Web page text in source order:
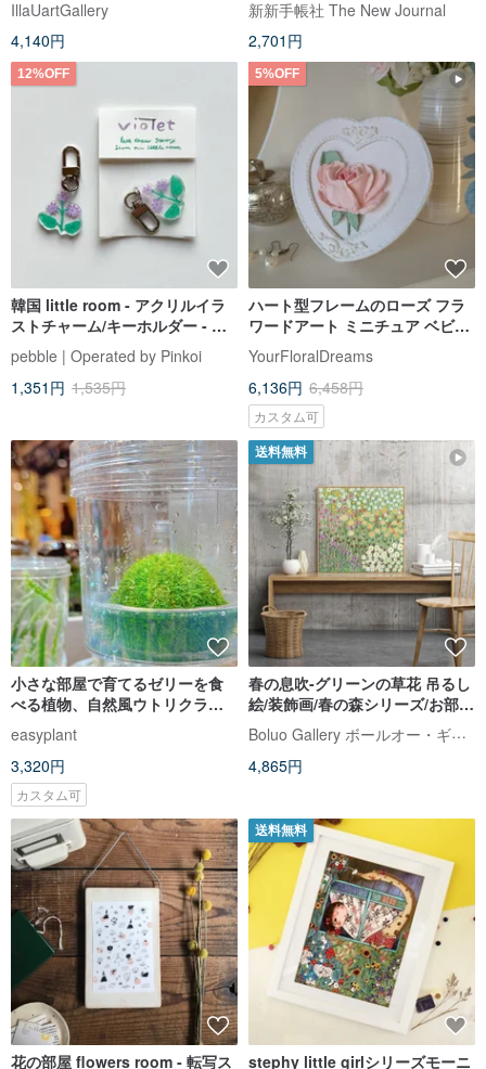
IllaUartGallery
4,140円
新新手帳社 The New Journal
2,701円
12%OFF
韓国 little room - アクリルイラ
ストチャーム/キーホルダー - ス
ミレの花
pebble | Operated by Pinkoi
1,351円 1,535円
5%OFF
ハート型フレームのローズ フラ
ワードアート ミニチュア ベビ
ー・キッズルームのインテリア
ギフト
YourFloralDreams
6,136円 6,458円
カスタム可
小さな部屋で育てるゼリーを食
べる植物、自然風ウトリクラリ
ア・グラミニス、新商品、予約
限定商品
easyplant
3,320円
カスタム可
送料無料
春の息吹-グリーンの草花 吊るし
絵/装飾画/春の森シリーズ/お部屋
の間取り/爽やかな癒し
Boluo Gallery ボールオー・ギャラリー
4,865円
花の部屋 flowers room - 転写ス
送料無料
stephy little girlシリーズモーニ